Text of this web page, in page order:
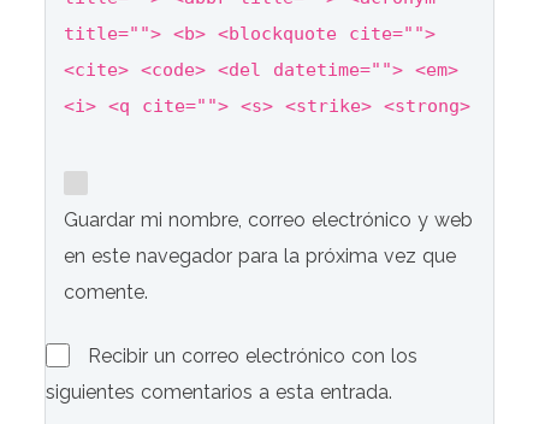
title=""> <b> <blockquote cite="">
<cite> <code> <del datetime=""> <em>
<i> <q cite=""> <s> <strike> <strong>
Guardar mi nombre, correo electrónico y web
en este navegador para la próxima vez que
comente.
Recibir un correo electrónico con los
siguientes comentarios a esta entrada.